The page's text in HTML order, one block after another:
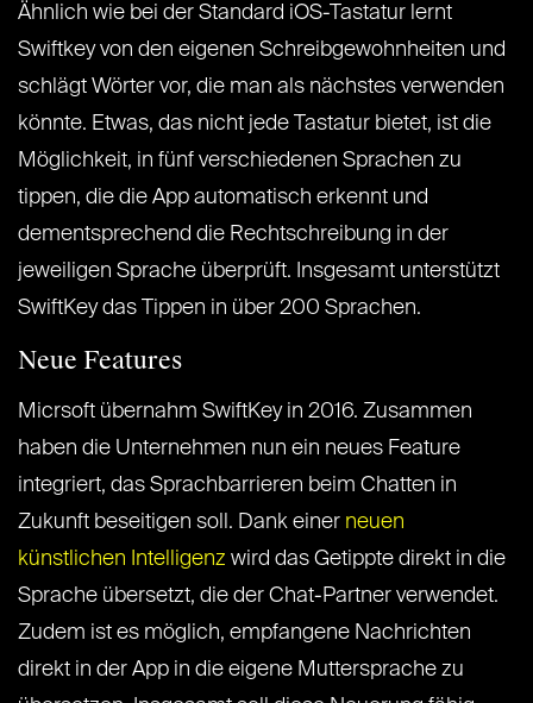
Ähnlich wie bei der Standard iOS-Tastatur lernt
Swiftkey von den eigenen Schreibgewohnheiten und
schlägt Wörter vor, die man als nächstes verwenden
könnte. Etwas, das nicht jede Tastatur bietet, ist die
Möglichkeit, in fünf verschiedenen Sprachen zu
tippen, die die App automatisch erkennt und
dementsprechend die Rechtschreibung in der
jeweiligen Sprache überprüft. Insgesamt unterstützt
SwiftKey das Tippen in über 200 Sprachen.
Neue Features
Micrsoft übernahm SwiftKey in 2016. Zusammen
haben die Unternehmen nun ein neues Feature
integriert, das Sprachbarrieren beim Chatten in
Zukunft beseitigen soll. Dank einer neuen
künstlichen Intelligenz wird das Getippte direkt in die
Sprache übersetzt, die der Chat-Partner verwendet.
Zudem ist es möglich, empfangene Nachrichten
direkt in der App in die eigene Muttersprache zu